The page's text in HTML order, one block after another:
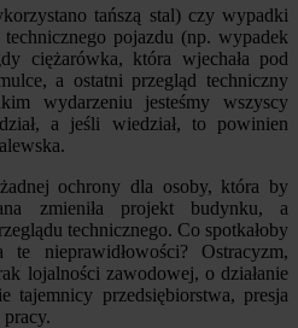
tańszą stal) czy wypadki
pojazdu (np. wypadek
ciężarówka, która wjechała pod
a ostatni przegląd techniczny
wydarzeniu jesteśmy wszyscy
a jeśli wiedział, to powinien
ochrony dla osoby, która by
zmieniła projekt budynku, a
technicznego. Co spotkałoby
nieprawidłowości? Ostracyzm,
lojalności zawodowej, o działanie
tajemnicy przedsiębiorstwa, presja